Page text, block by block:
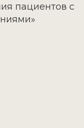
пациентов с